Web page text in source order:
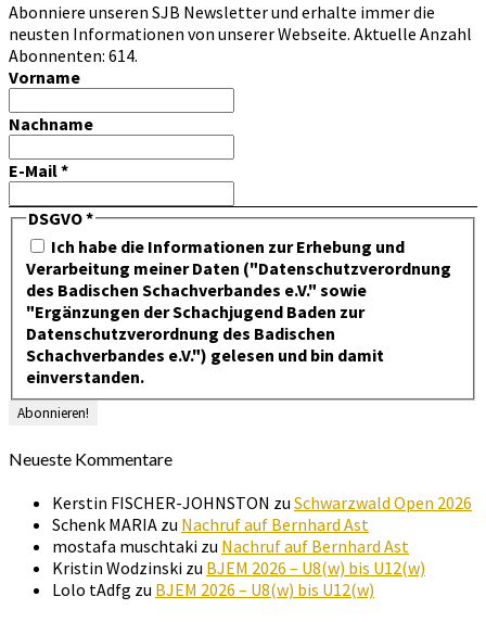
Abonniere unseren SJB Newsletter und erhalte immer die
neusten Informationen von unserer Webseite. Aktuelle Anzahl
Abonnenten: 614.
Vorname
Nachname
E-Mail*
DSGVO*
Ich habe die Informationen zur Erhebung und
Verarbeitung meiner Daten ("Datenschutzverordnung
des Badischen Schachverbandes e.V." sowie
"Ergänzungen der Schachjugend Baden zur
Datenschutzverordnung des Badischen
Schachverbandes e.V.") gelesen und bin damit
einverstanden.
Neueste Kommentare
Kerstin FISCHER-JOHNSTON zu Schwarzwald Open 2026
Schenk MARIA zu Nachruf auf Bernhard Ast
mostafa muschtaki zu Nachruf auf Bernhard Ast
Kristin Wodzinski zu BJEM 2026 – U8(w) bis U12(w)
Lolo tAdfg zu BJEM 2026 – U8(w) bis U12(w)